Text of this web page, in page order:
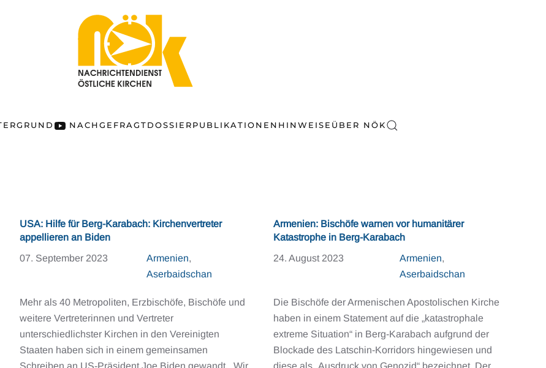
NACHGEFRAGTDOSSIERPUBLIKATIONEN HINWEISE ÜBER NÖK
USA: Hilfe für Berg-Karabach: Kirchenvertreter
appellieren an Biden
07. September 2023
Armenien,
Aserbaidschan
Mehr als 40 Metropoliten, Erzbischöfe, Bischöfe und
weitere Vertreterinnen und Vertreter
unterschiedlichster Kirchen in den Vereinigten
Staaten haben sich in einem gemeinsamen
Schreiben an US-Präsident Joe Biden gewandt. „Wir
Armenien: Bischöfe warnen vor humanitärer
Katastrophe in Berg-Karabach
24. August 2023
Armenien,
Aserbaidschan
Die Bischöfe der Armenischen Apostolischen Kirche
haben in einem Statement auf die „katastrophale
extreme Situation“ in Berg-Karabach aufgrund der
Blockade des Latschin-Korridors hingewiesen und
diese als „Ausdruck von Genozid“ bezeichnet. Der